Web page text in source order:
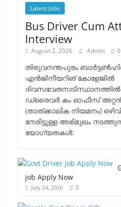
Latest Jobs
Bus Driver Cum
Interview
August 2, 2026 Admin 0
തിരുവനന്തപുരം
എൻജിനീയറിങ് കോളേജിൽ
ഡ്രൈവർ കം ഓഫീസ്
(താത്ക്കാലിക നിയമനം)
നേരിട്ടുള്ള അഭിമുഖം
യോഗ്യതകൾ:
job Apply Now
July 24, 2026 0